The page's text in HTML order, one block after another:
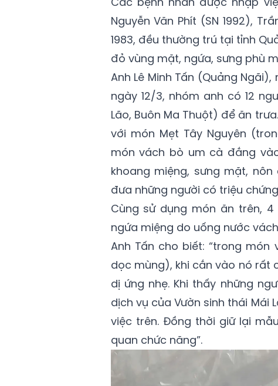
Nguyễn Văn Phít (SN 1992),
1983, đều thường trú tại tỉnh
đỏ vùng mặt, ngứa, sưng phù
Anh Lê Minh Tấn (Quảng
ngày 12/3, nhóm anh có 12
Lão, Buôn Ma Thuột) để ăn
với món Mẹt Tây Nguyên
món vách bò um cà đắng
khoang miệng, sưng mặt,
đưa những người có triệu
Cùng sử dụng món ăn trên,
ngứa miệng do uống nước
Anh Tấn cho biết: “trong
dọc mùng), khi cắn vào nó rất
dị ứng nhẹ. Khi thấy những
dịch vụ của Vườn sinh thái Mái
việc trên. Đồng thời giữ lại
quan chức năng”.